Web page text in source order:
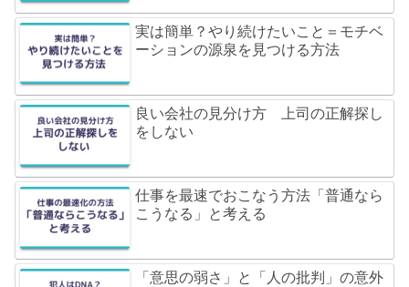
実は簡単？やり続けたいこと＝モチベ
ーションの源泉を見つける方法
良い会社の見分け方 上司の正解探し
をしない
仕事を最速でおこなう方法「普通なら
こうなる」と考える
「意思の弱さ」と「人の批判」の意外